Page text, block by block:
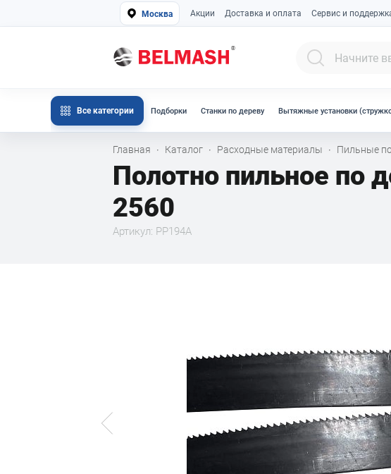
Москва Акции Доставка и оплата Сервис и
Все категории Подборки Станки по дереву Вытяжные установки
Главная · Каталог · Расходные материалы · Пильные
Полотно пильное по
2560
Артикул: PP194A